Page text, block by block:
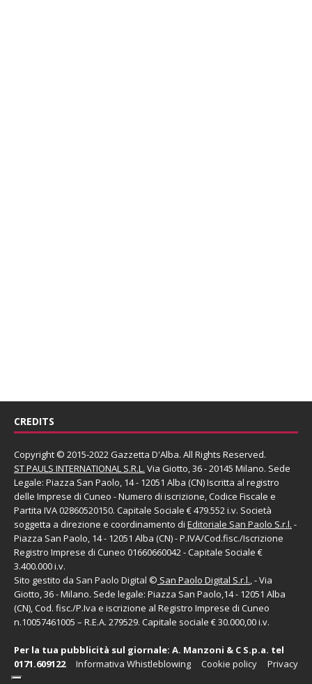
CREDITS
Copyright © 2015-2022 Gazzetta D'Alba. All Rights Reserved.
ST PAULS INTERNATIONAL S.R.L. Via Giotto, 36 - 20145 Milano. Sede
Legale: Piazza San Paolo, 14 - 12051 Alba (CN) Iscritta al registro
delle Imprese di Cuneo - Numero di iscrizione, Codice Fiscale e
Partita IVA 02860520150. Capitale Sociale € 479.552 i.v. Società
soggetta a direzione e coordinamento di Editoriale San Paolo S.r.l. -
Piazza San Paolo, 14 - 12051 Alba (CN) - P.IVA/Cod.fisc./Iscrizione
Registro Imprese di Cuneo 01660660042 - Capitale Sociale €
3.400.000 i.v.
Sito gestito da San Paolo Digital © San Paolo Digital S.r.l., - Via
Giotto, 36 - Milano. Sede legale: Piazza San Paolo,14 - 12051 Alba
(CN), Cod. fisc./P.Iva e iscrizione al Registro Imprese di Cuneo
n.10057461005 – R.E.A. 279529. Capitale sociale € 30.000,00 i.v.
Per la tua pubblicità sul giornale: A. Manzoni & C S.p.a. tel
0171.609122
Privacy
Cookie policy
Informativa Whistleblowing